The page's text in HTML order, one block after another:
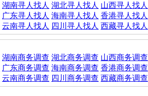
湖南寻人找人 湖北寻人找人 山西寻人找人
广东寻人找人 海南寻人找人 香港寻人找人
云南寻人找人 四川寻人找人 西藏寻人找人
湖南商务调查 湖北商务调查 山西商务调查
广东商务调查 海南商务调查 香港商务调查
云南商务调查 四川商务调查 西藏商务调查